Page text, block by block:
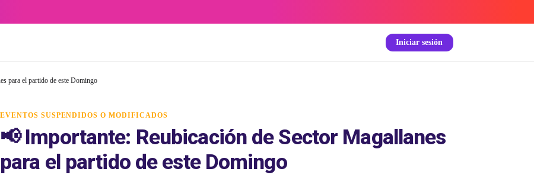
Iniciar sesión
para el partido de este Domingo
EVENTOS SUSPENDIDOS O MODIFICADOS
📢 Importante: Reubicación de Sector Magallanes
para el partido de este Domingo